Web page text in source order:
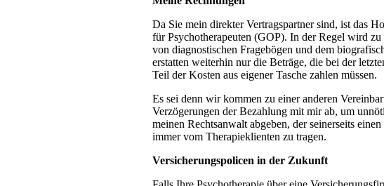
Da Sie mein direkter Vertragspartner sind, ist das
für Psychotherapeuten (GOP). In der Regel wird
von diagnostischen Fragebögen und dem
erstatten weiterhin nur die Beträge, die bei der
Teil der Kosten aus eigener Tasche zahlen müssen.
Es sei denn wir kommen zu einer anderen
Verzögerungen der Bezahlung mit mir ab, um
meinen Rechtsanwalt abgeben, der seinerseits
immer vom Therapieklienten zu tragen.
Versicherungspolicen in der Zukunft